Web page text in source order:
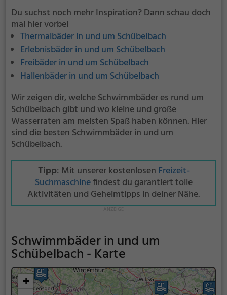
Du suchst noch mehr Inspiration? Dann schau doch
mal hier vorbei
Thermalbäder in und um Schübelbach
Erlebnisbäder in und um Schübelbach
Freibäder in und um Schübelbach
Hallenbäder in und um Schübelbach
Wir zeigen dir, welche Schwimmbäder es rund um
Schübelbach gibt und wo kleine und große
Wasserraten am meisten Spaß haben können. Hier
sind die besten Schwimmbäder in und um
Schübelbach.
Tipp: Mit unserer kostenlosen Freizeit-
Suchmaschinefindest du garantiert tolle
Aktivitäten und Geheimtipps in deiner Nähe.
Schwimmbäder in und um
Schübelbach - Karte
+